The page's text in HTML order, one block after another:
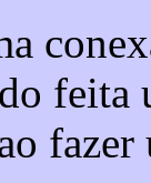
feita
fazer